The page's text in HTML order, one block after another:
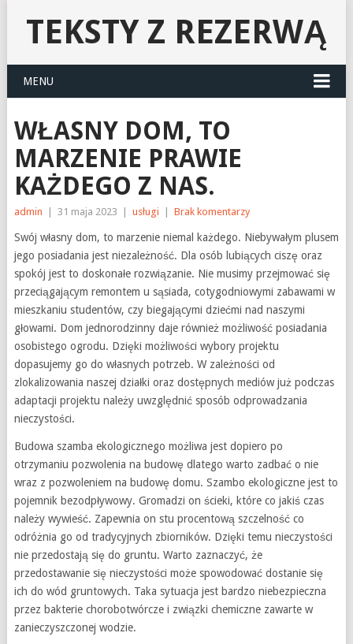
TEKSTY Z REZERWĄ
MENU
WŁASNY DOM, TO
MARZENIE PRAWIE
KAŻDEGO Z NAS.
admin 31 maja 2023 usługi Brak komentarzy
Swój własny dom, to marzenie niemal każdego. Niebywałym plusem
jego posiadania jest niezależność. Dla osób lubiących ciszę oraz
spokój jest to doskonałe rozwiązanie. Nie musimy przejmować się
przeciągającym remontem u sąsiada, cotygodniowymi zabawami w
mieszkaniu studentów, czy biegającymi dziećmi nad naszymi
głowami. Dom jednorodzinny daje również możliwość posiadania
osobistego ogrodu. Dzięki możliwości wybory projektu
dopasujemy go do własnych potrzeb. W zależności od
zlokalizowania naszej działki oraz dostępnych mediów już podczas
adaptacji projektu należy uwzględnić sposób odprowadzania
nieczystości.
Budowa szamba ekologicznego możliwa jest dopiero po
otrzymaniu pozwolenia na budowę dlatego warto zadbać o nie
wraz z pozwoleniem na budowę domu. Szambo ekologiczne jest to
pojemnik bezodpływowy. Gromadzi on ścieki, które co jakiś czas
należy wywieść. Zapewnia on stu procentową szczelność co
odróżnia go od tradycyjnych zbiorników. Dzięki temu nieczystości
nie przedostają się do gruntu. Warto zaznaczyć, że
przedostawanie się nieczystości może spowodować dostanie się
ich do wód gruntowych. Taka sytuacja jest bardzo niebezpieczna
przez bakterie chorobotwórcze i związki chemiczne zawarte w
zanieczyszczonej wodzie.